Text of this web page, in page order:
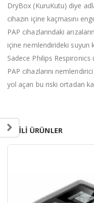
DryBox (KuruKutu) diye
cihazın içine kaçmasını
PAP cihazlarındaki
içine nemlendirideki suyun
Sadece Philips
PAP cihazlarını
yol açan bu riski ortadan
ILGILI ÜRÜNLER